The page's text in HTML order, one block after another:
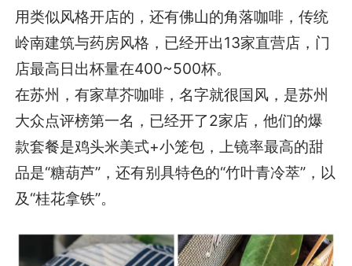
用类似风格开店的，还有佛山的角落咖啡，传统
岭南建筑与药房风格，已经开出13家直营店，门
店最高日出杯量在400~500杯。
在苏州，有家草芥咖啡，名字就很国风，是苏州
大众点评榜第一名，已经开了2家店，他们的爆
款套餐是鸡头米美式+小笼包，上镜率最高的甜
品是“糖葫芦”，还有别具特色的“竹叶青冷萃”，以
及“桂花拿铁”。